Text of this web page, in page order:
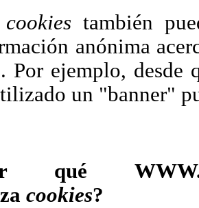
cookies también
anónima
Por ejemplo, desde
un "banner"
qué
cookies?